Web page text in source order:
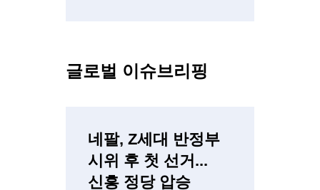
글로벌 이슈브리핑
네팔, Z세대 반정부
시위 후 첫 선거...
신흥 정당 압승